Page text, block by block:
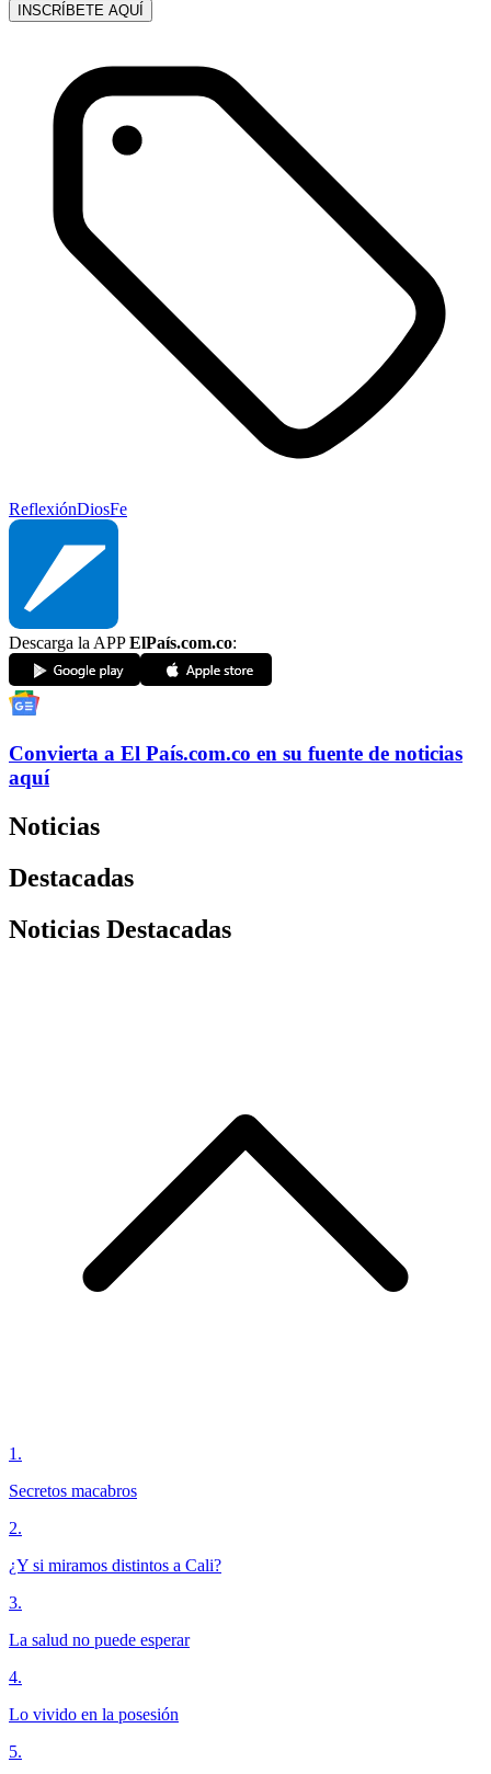
INSCRÍBETE AQUÍ
ReflexiónDiosFe
Descarga la APPElPaís.com.co:
Convierta a El País.com.co en su fuente de noticias
aquí
Noticias
Destacadas
Noticias Destacadas
1 .
Secretos macabros
2.
¿Y si miramos distintos a Cali?
3.
La salud no puede esperar
4.
Lo vivido en la posesión
5.